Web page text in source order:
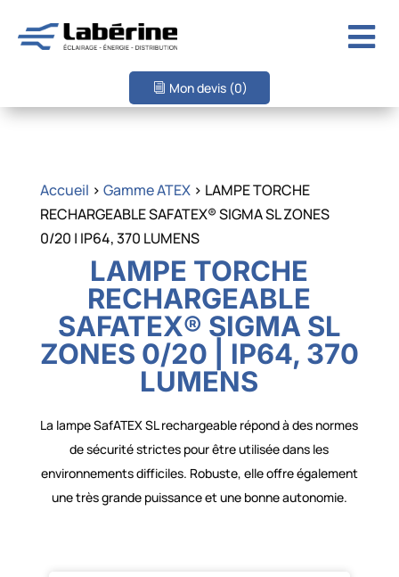

Mon devis (0)
Accueil > Gamme ATEX> LAMPE TORCHE
RECHARGEABLE SAFATEX® SIGMA SL ZONES
0/20 | IP64, 370 LUMENS
LAMPE TORCHE
RECHARGEABLE
SAFATEX® SIGMA SL
ZONES 0/20 | IP64, 370
LUMENS
La lampe SafATEX SL rechargeable répond à des normes
de sécurité strictes pour être utilisée dans les
environnements difficiles. Robuste, elle offre également
une très grande puissance et une bonne autonomie.